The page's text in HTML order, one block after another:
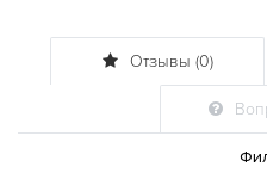
Отзывы (0)